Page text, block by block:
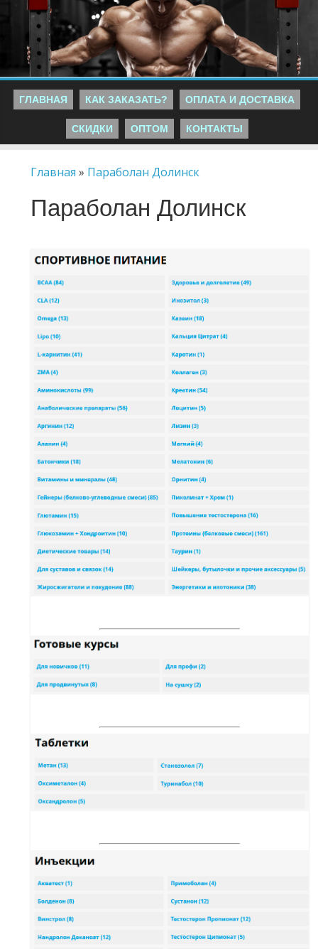
ГЛАВНАЯ КАК ЗАКАЗАТЬ? ОПЛАТА И ДОСТАВКА
СКИДКИ ОПТОМ КОНТАКТЫ
Главная » Параболан Долинск
Параболан Долинск